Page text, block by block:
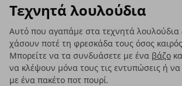
Τεχνητά λουλούδια
Αυτό που αγαπάμε στα τεχνητά λουλούδια
χάσουν ποτέ τη φρεσκάδα τους όσος
Μπορείτε να τα συνδυάσετε με ένα βάζο
να κλέψουν μόνα τους τις εντυπώσεις ή
με ένα πακέτο ποτ πουρί.